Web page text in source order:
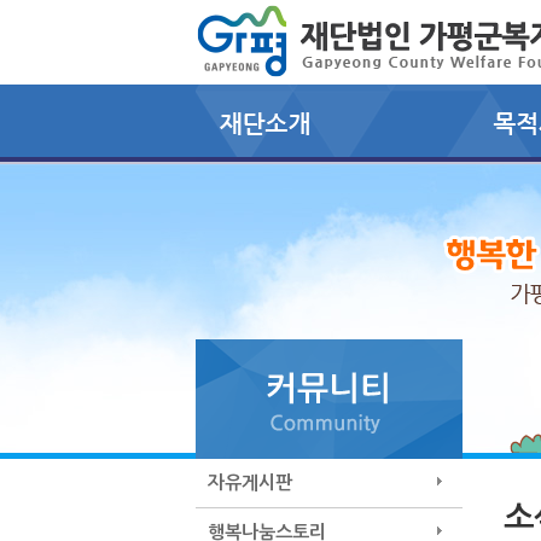
자유게시판
행복나눔스토리 소